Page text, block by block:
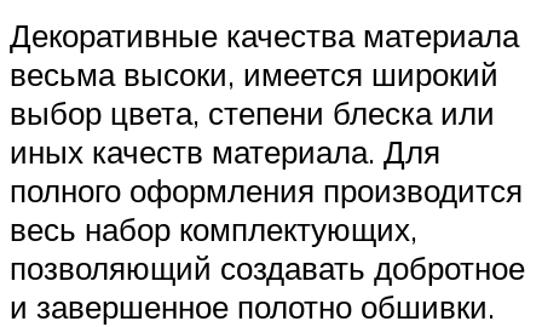
Декоративные качества материала
весьма высоки, имеется широкий
выбор цвета, степени блеска или
иных качеств материала. Для
полного оформления производится
весь набор комплектующих,
позволяющий создавать добротное
и завершенное полотно обшивки.